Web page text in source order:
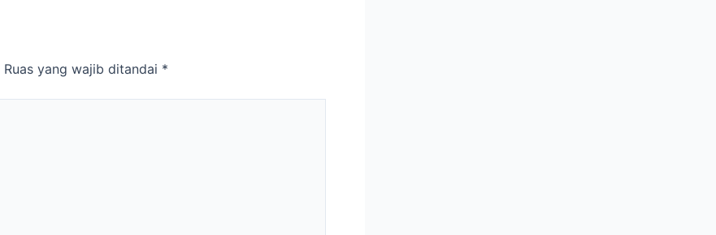
Ruas yang wajib ditandai *